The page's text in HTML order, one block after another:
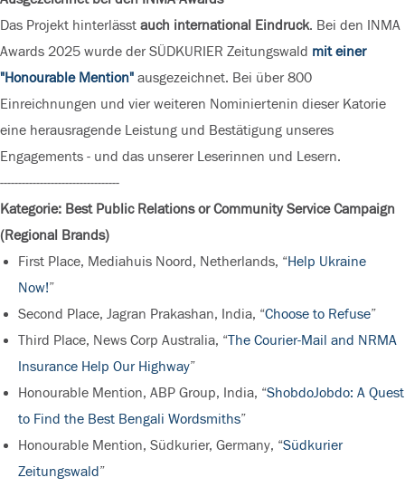
Das Projekt hinterlässt auch international Eindruck. Bei den INMA
Awards 2025 wurde der SÜDKURIER Zeitungswald mit einer
"Honourable Mention" ausgezeichnet. Bei über 800
Einreichnungen und vier weiteren Nominiertenin dieser Katorie
eine herausragende Leistung und Bestätigung unseres
Engagements - und das unserer Leserinnen und Lesern.
---------------------------------
Kategorie: Best Public Relations or Community Service Campaign
(Regional Brands)
First Place, Mediahuis Noord, Netherlands, “Help Ukraine
Now!”
Second Place, Jagran Prakashan, India, “Choose to Refuse”
Third Place, News Corp Australia, “The Courier-Mail and NRMA
Insurance Help Our Highway”
Honourable Mention, ABP Group, India, “ShobdoJobdo: A Quest
to Find the Best Bengali Wordsmiths”
Honourable Mention, Südkurier, Germany, “Südkurier
Zeitungswald”